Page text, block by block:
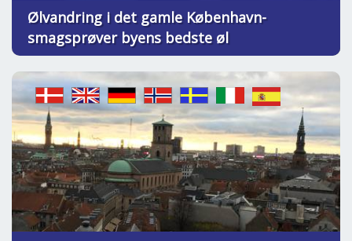
Ølvandring i det gamle København-
smagsprøver byens bedste øl